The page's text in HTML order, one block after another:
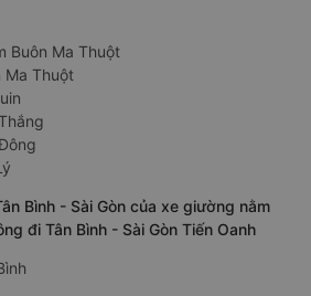
Buôn Ma Thuột
Ma Thuột
Bình - Sài Gòn của xe giường nằm
đi Tân Bình - Sài Gòn Tiến Oanh